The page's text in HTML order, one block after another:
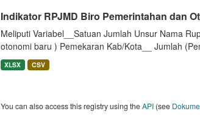
Indikator RPJMD Biro Pemerintahan dan
Meliputi Variabel__Satuan Jumlah Unsur Nama
otonomi baru ) Pemekaran Kab/Kota__ Jumlah
XLSX CSV
You can also access this registry using theAPI(see